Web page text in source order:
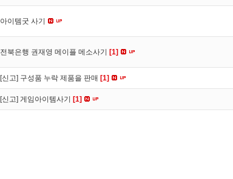
아이템굿 사기
전북은행 권재영 메이플 메소사기 [1]
[신고] 구성품 누락 제품을 판매 [1]
[신고] 게임아이템사기 [1]